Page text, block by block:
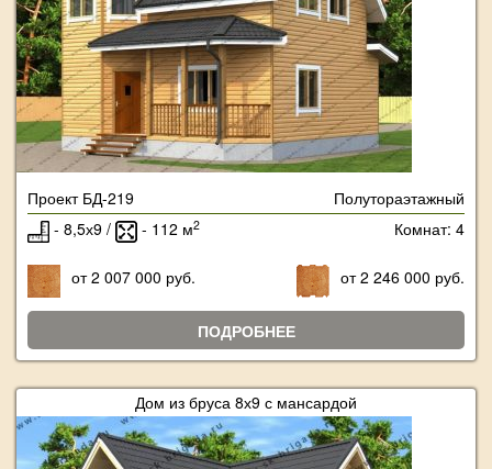
Проект БД-219
Полутораэтажный
- 8,5х9 /
- 112 м2 Комнат: 4
от 2 007 000 руб. от 2 246 000 руб.
ПОДРОБНЕЕ
Дом из бруса 8х9 с мансардой